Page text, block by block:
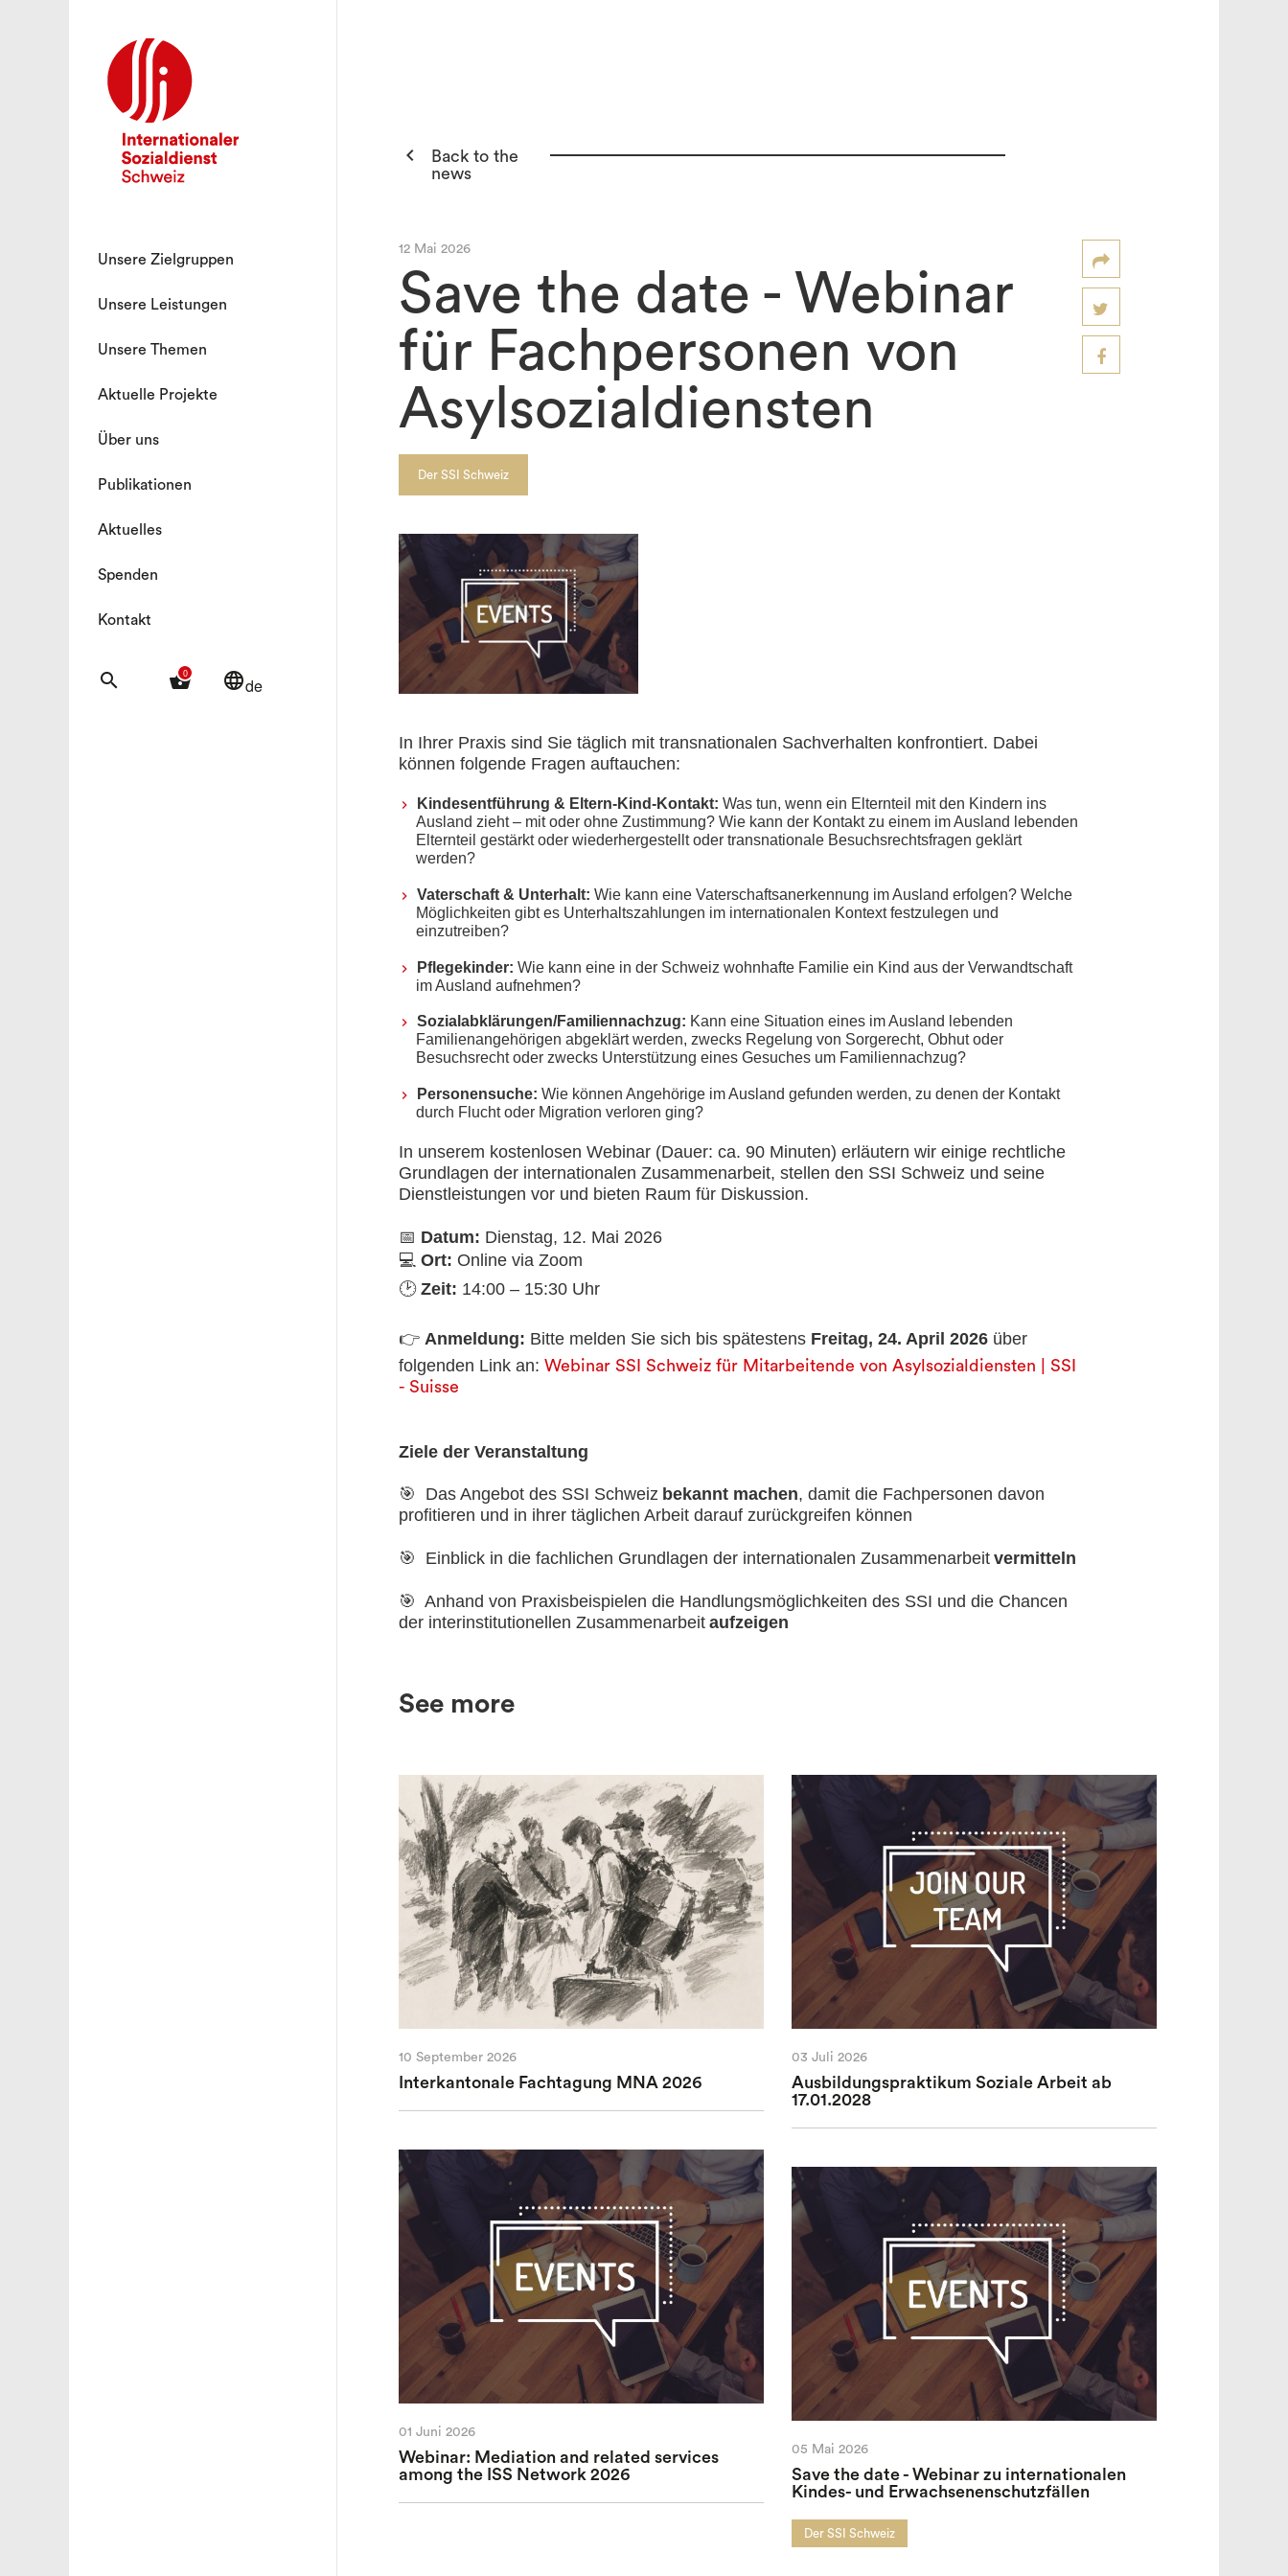
Unsere Zielgruppen
Unsere Leistungen
Unsere Themen
Aktuelle Projekte
Über uns
Publikationen
Aktuelles
Spenden
Kontakt
search 0
shopping_basket languagede

Back to the
news
12 Mai 2026
Save the date - Webinar
für Fachpersonen von
Asylsozialdiensten
Der SSI Schweiz
In Ihrer Praxis sind Sie täglich mit transnationalen Sachverhalten konfrontiert. Dabei
können folgende Fragen auftauchen:
Kindesentführung & Eltern-Kind-Kontakt:Was tun, wenn ein Elternteil mit den Kindern ins
Ausland zieht – mit oder ohne Zustimmung? Wie kann der Kontakt zu einem im Ausland lebenden
Elternteil gestärkt oder wiederhergestellt oder transnationale Besuchsrechtsfragen geklärt
werden?
Vaterschaft & Unterhalt:Wie kann eine Vaterschaftsanerkennung im Ausland erfolgen? Welche
Möglichkeiten gibt es Unterhaltszahlungen im internationalen Kontext festzulegen und
einzutreiben?
Pflegekinder:Wie kann eine in der Schweiz wohnhafte Familie ein Kind aus der Verwandtschaft
im Ausland aufnehmen?
Sozialabklärungen/Familiennachzug: Kann eine Situation eines im Ausland lebenden
Familienangehörigen abgeklärt werden, zwecks Regelung von Sorgerecht, Obhut oder
Besuchsrecht oder zwecks Unterstützung eines Gesuches um Familiennachzug?
Personensuche:Wie können Angehörige im Ausland gefunden werden, zu denen der Kontakt
durch Flucht oder Migration verloren ging?
In unserem kostenlosen Webinar (Dauer: ca. 90 Minuten) erläutern wir einige rechtliche
Grundlagen der internationalen Zusammenarbeit, stellen den SSI Schweiz und seine
Dienstleistungen vor und bieten Raum für Diskussion.
📅 Datum: Dienstag, 12. Mai 2026
💻 Ort: Online via Zoom
🕑 Zeit: 14:00 – 15:30 Uhr
👉 Anmeldung: Bitte melden Sie sich bis spätestens Freitag, 24. April 2026 über
folgenden Link an:Webinar SSI Schweiz für Mitarbeitende von Asylsozialdiensten | SSI
- Suisse
Ziele der Veranstaltung
🎯 Das Angebot des SSI Schweiz bekannt machen, damit die Fachpersonen davon
profitieren und in ihrer täglichen Arbeit darauf zurückgreifen können
🎯 Einblick in die fachlichen Grundlagen der internationalen Zusammenarbeit vermitteln
🎯 Anhand von Praxisbeispielen die Handlungsmöglichkeiten des SSI und die Chancen
der interinstitutionellen Zusammenarbeit aufzeigen
See more
10 September 2026
Interkantonale Fachtagung MNA 2026
03 Juli 2026
Ausbildungspraktikum Soziale Arbeit ab
17.01.2028
01 Juni 2026
Webinar: Mediation and related services
among the ISS Network 2026
05 Mai 2026
Save the date - Webinar zu internationalen
Kindes- und Erwachsenenschutzfällen
Der SSI Schweiz